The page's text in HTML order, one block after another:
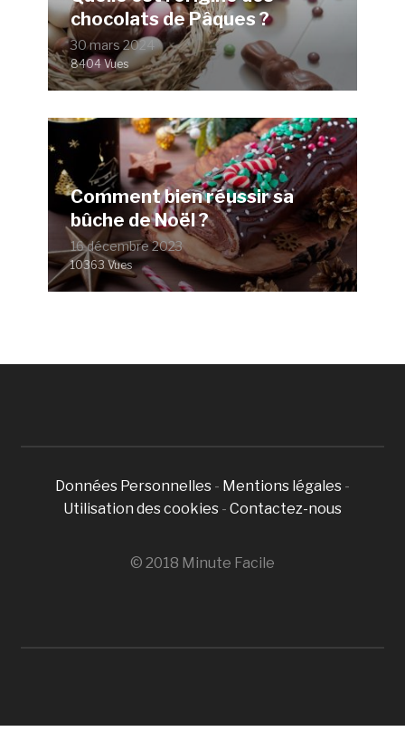
chocolats de Pâques ?
30 mars 2024
8404 Vues
Comment bien réussir sa
bûche de Noël ?
16 décembre 2023
10363 Vues
Données Personnelles - Mentions légales -
Utilisation des cookies - Contactez-nous
© 2018 Minute Facile